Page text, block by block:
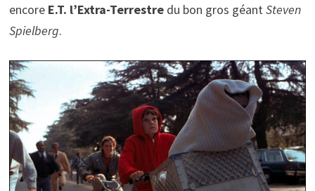
encore E.T. l’Extra-Terrestredu bon gros géant Steven
Spielberg.